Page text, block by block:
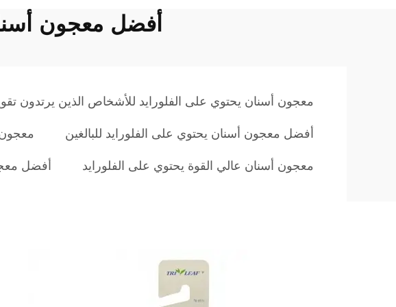
أفضل معجون
معجون أسنان يحتوي على الفلورايد للأشخاص الذين يرتدون
أفضل معجون أسنان يحتوي على الفلورايد للبالغين
معجون أسنان عالي القوة يحتوي على الفلورايد
أفضل